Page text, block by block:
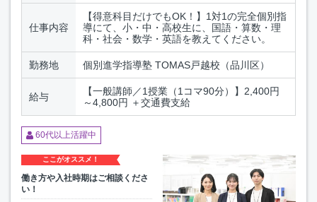
仕事内容
【得意科目だけでもOK！】1対1の完全個別指
導にて、小・中・高校生に、国語・算数・理
科・社会・数学・英語を教えてください。
勤務地 個別進学指導塾 TOMAS戸越校（品川区）
給与
【一般講師／1授業（1コマ90分）】2,400円
～4,800円 ＋交通費支給
60代以上活躍中
ここがオススメ！
働き方や入社時期はご相談くださ
い！